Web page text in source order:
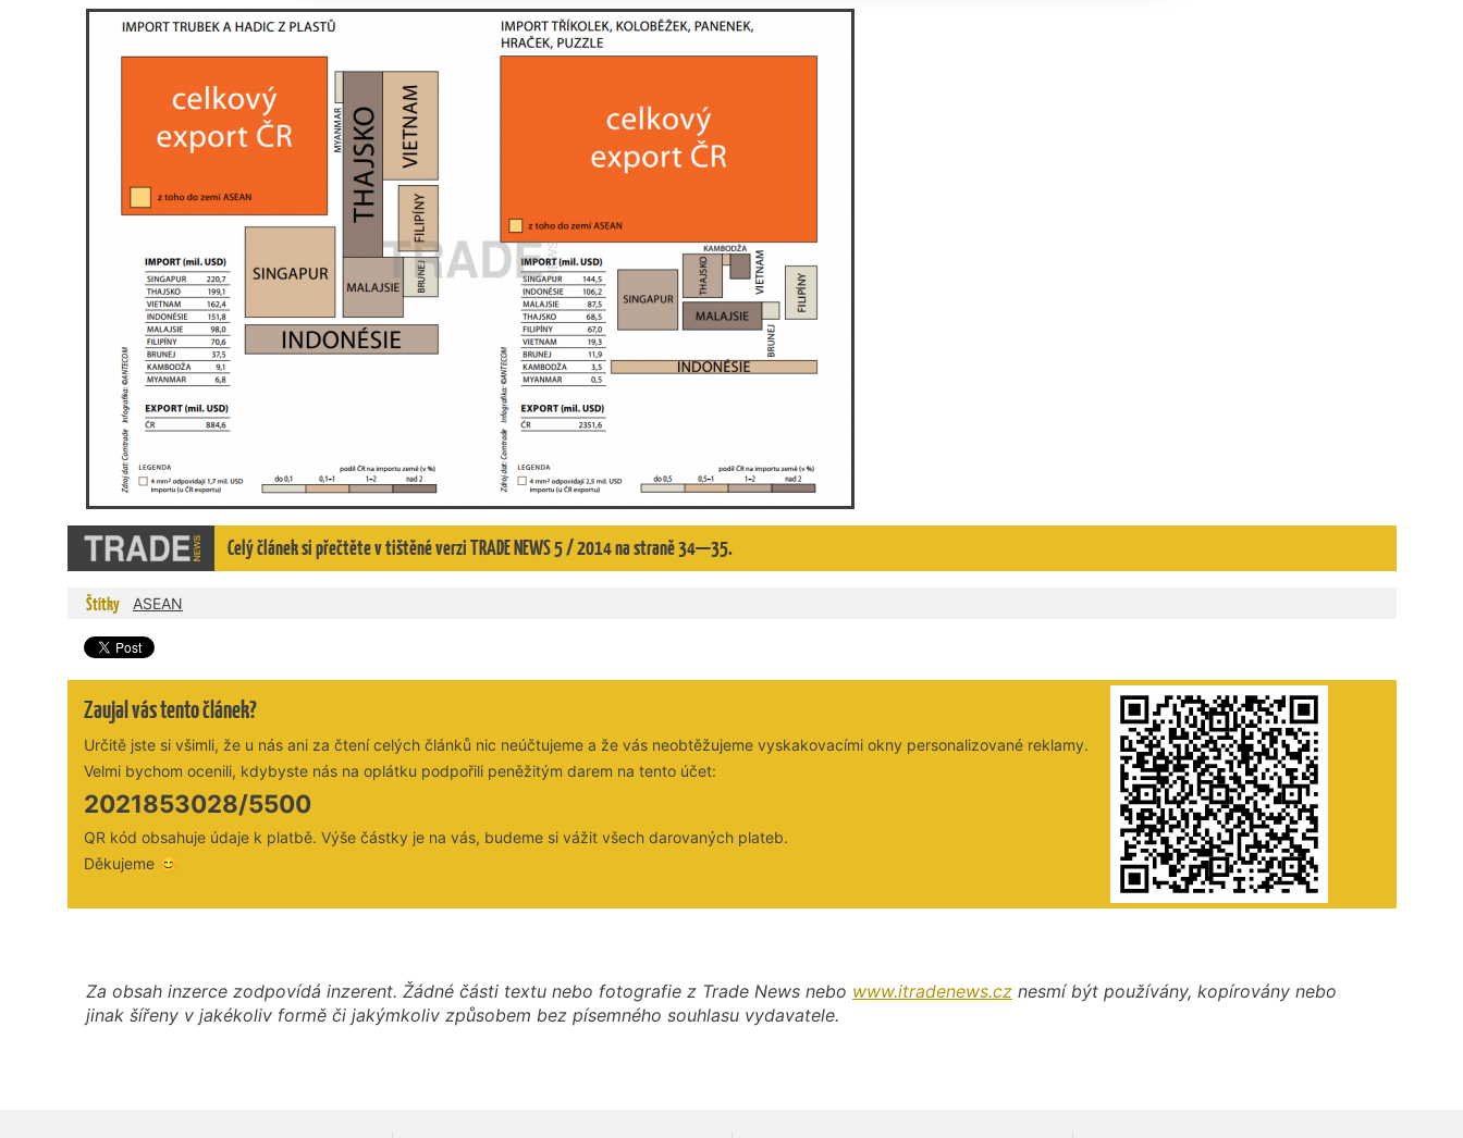
Celý článek si přečtěte v tištěné verzi TRADE NEWS 5 / 2014 na straně 34—35.
Štítky ASEAN
Zaujal vás tento článek?
Určitě jste si všimli, že u nás ani za čtení celých článků nic neúčtujeme a že vás neobtěžujeme vyskakovacími okny personalizované reklamy.
Velmi bychom ocenili, kdybyste nás na oplátku podpořili peněžitým darem na tento účet:
2021853028/5500
QR kód obsahuje údaje k platbě. Výše částky je na vás, budeme si vážit všech darovaných plateb.
Děkujeme 😊
Za obsah inzerce zodpovídá inzerent. Žádné části textu nebo fotografie z Trade News nebo www.itradenews.cz nesmí být používány, kopírovány nebo
jinak šířeny v jakékoliv formě či jakýmkoliv způsobem bez písemného souhlasu vydavatele.